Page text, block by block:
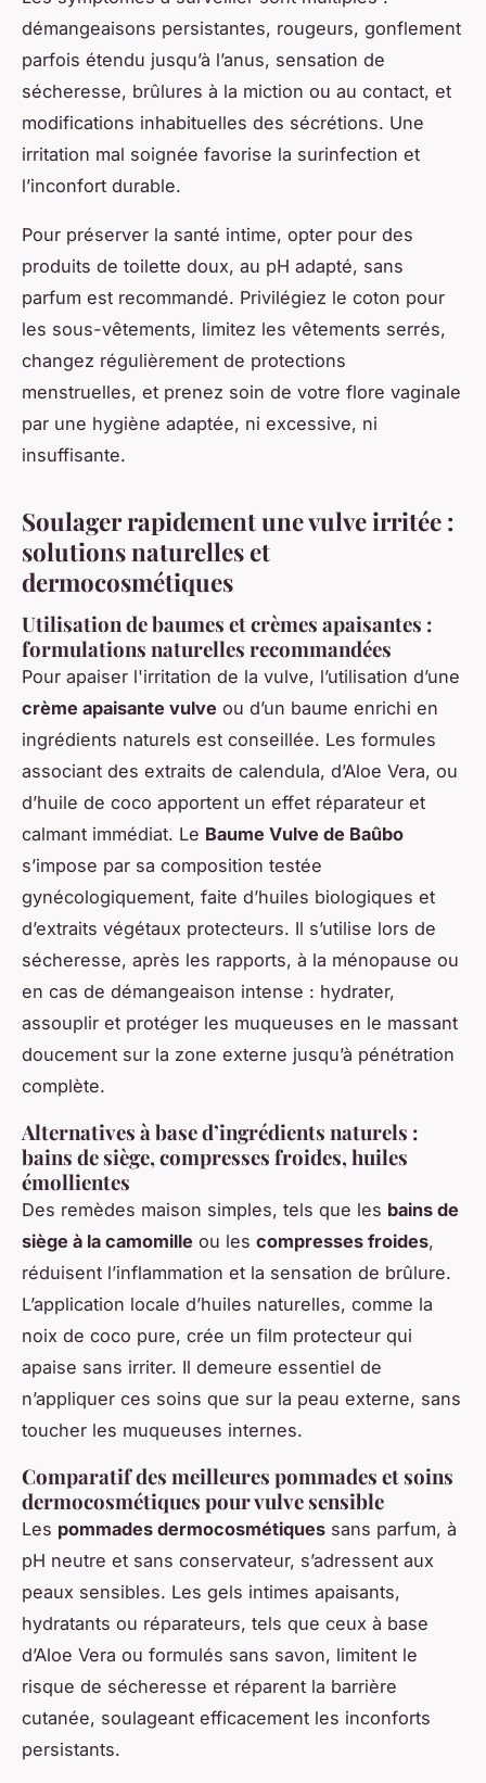
démangeaisons persistantes, rougeurs, gonflement
parfois étendu jusqu’à l’anus, sensation de
sécheresse, brûlures à la miction ou au contact, et
modifications inhabituelles des sécrétions. Une
irritation mal soignée favorise la surinfection et
l’inconfort durable.
Pour préserver la santé intime, opter pour des
produits de toilette doux, au pH adapté, sans
parfum est recommandé. Privilégiez le coton pour
les sous-vêtements, limitez les vêtements serrés,
changez régulièrement de protections
menstruelles, et prenez soin de votre flore vaginale
par une hygiène adaptée, ni excessive, ni
insuffisante.
Soulager rapidement une vulve irritée :
solutions naturelles et
dermocosmétiques
Utilisation de baumes et crèmes apaisantes :
formulations naturelles recommandées
Pour apaiser l'irritation de la vulve, l’utilisation d’une
crème apaisante vulve ou d’un baume enrichi en
ingrédients naturels est conseillée. Les formules
associant des extraits de calendula, d’Aloe Vera, ou
d’huile de coco apportent un effet réparateur et
calmant immédiat. Le Baume Vulve de Baûbo
s’impose par sa composition testée
gynécologiquement, faite d’huiles biologiques et
d’extraits végétaux protecteurs. Il s’utilise lors de
sécheresse, après les rapports, à la ménopause ou
en cas de démangeaison intense : hydrater,
assouplir et protéger les muqueuses en le massant
doucement sur la zone externe jusqu’à pénétration
complète.
Alternatives à base d’ingrédients naturels :
bains de siège, compresses froides, huiles
émollientes
Des remèdes maison simples, tels que les bains de
siège à la camomille ou les compresses froides,
réduisent l’inflammation et la sensation de brûlure.
L’application locale d’huiles naturelles, comme la
noix de coco pure, crée un film protecteur qui
apaise sans irriter. Il demeure essentiel de
n’appliquer ces soins que sur la peau externe, sans
toucher les muqueuses internes.
Comparatif des meilleures pommades et soins
dermocosmétiques pour vulve sensible
Les pommades dermocosmétiques sans parfum, à
pH neutre et sans conservateur, s’adressent aux
peaux sensibles. Les gels intimes apaisants,
hydratants ou réparateurs, tels que ceux à base
d’Aloe Vera ou formulés sans savon, limitent le
risque de sécheresse et réparent la barrière
cutanée, soulageant efficacement les inconforts
persistants.